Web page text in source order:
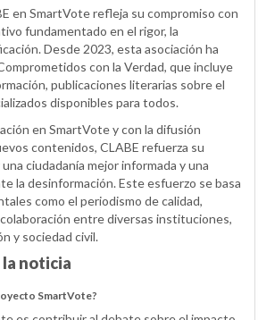
en SmartVote refleja su compromiso con
fundamentado en el rigor, la
Desde 2023, esta asociación ha
con la Verdad, que incluye
publicaciones literarias sobre el
disponibles para todos.
en SmartVote y con la difusión
contenidos, CLABE refuerza su
ciudadanía mejor informada y una
la desinformación. Este esfuerzo se basa
como el periodismo de calidad,
entre diversas instituciones,
y sociedad civil.
noticia
SmartVote?